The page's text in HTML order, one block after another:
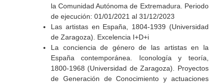
la Comunidad Autónoma de Extremadura. Periodo
de ejecución: 01/01/2021 al 31/12/2023
Las artistas en España, 1804-1939 (Universidad
de Zaragoza). Excelencia I+D+i
La conciencia de género de las artistas en la
España contemporánea. Iconología y teoría,
1800-1968 (Universidad de Zaragoza). Proyectos
de Generación de Conocimiento y actuaciones